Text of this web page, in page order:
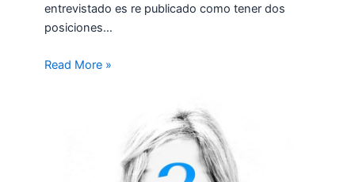
entrevistado es re publicado como tener dos
posiciones…
Read More »